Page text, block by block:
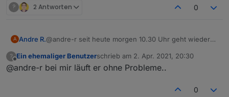
? 2 Antworten 0
A Andre R.@andre-r seit heute morgen 10.30 Uhr geht wieder
?
Offline
Ein ehemaliger Benutzerschrieb am 2. Apr. 2021, 20:30
zuletzt editiert von
@andre-r bei mir läuft er ohne Probleme..
0